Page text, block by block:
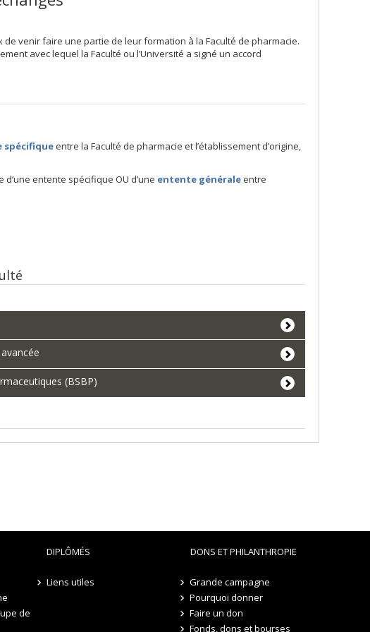
venir faire une partie de leur formation à la Faculté de pharmacie.
avec lequel la Faculté ou l’Université a signé un accord
spécifiqueentre la Faculté de pharmacie et l’établissement d’origine,
entente spécifique OU d’une entente généraleentre
(BSBP)
de
DIPLÔMÉS
Liens utiles
DONS ET PHILANTHROPIE
Grande campagne
Pourquoi donner
Faire un don
Fonds, dons et bourses